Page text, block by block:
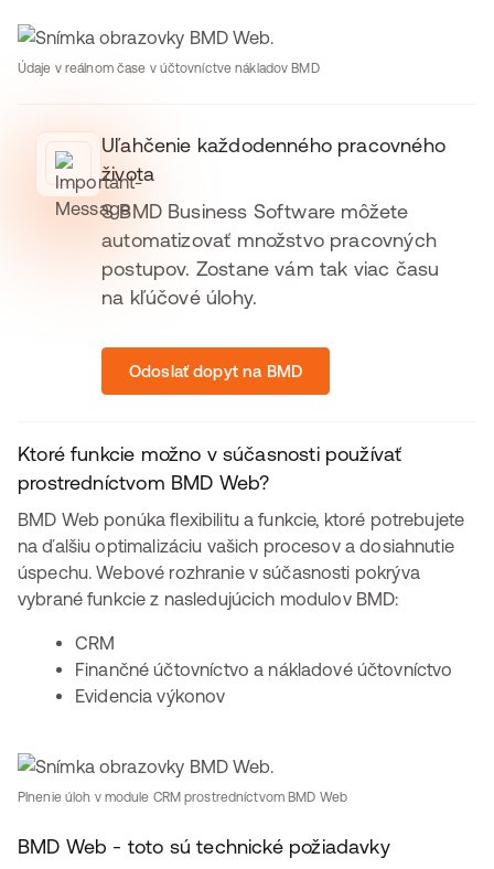
Údaje v reálnom čase v účtovníctve nákladov BMD
Uľahčenie každodenného pracovného
života
S BMD Business Software môžete
automatizovať množstvo pracovných
postupov. Zostane vám tak viac času
na kľúčové úlohy.
Odoslať dopyt na BMD
Ktoré funkcie možno v súčasnosti používať
prostredníctvom BMD Web?
BMD Web ponúka flexibilitu a funkcie, ktoré potrebujete
na ďalšiu optimalizáciu vašich procesov a dosiahnutie
úspechu. Webové rozhranie v súčasnosti pokrýva
vybrané funkcie z nasledujúcich modulov BMD:
CRM
Finančné účtovníctvo a nákladové účtovníctvo
Evidencia výkonov
Plnenie úloh v module CRM prostredníctvom BMD Web
BMD Web - toto sú technické požiadavky